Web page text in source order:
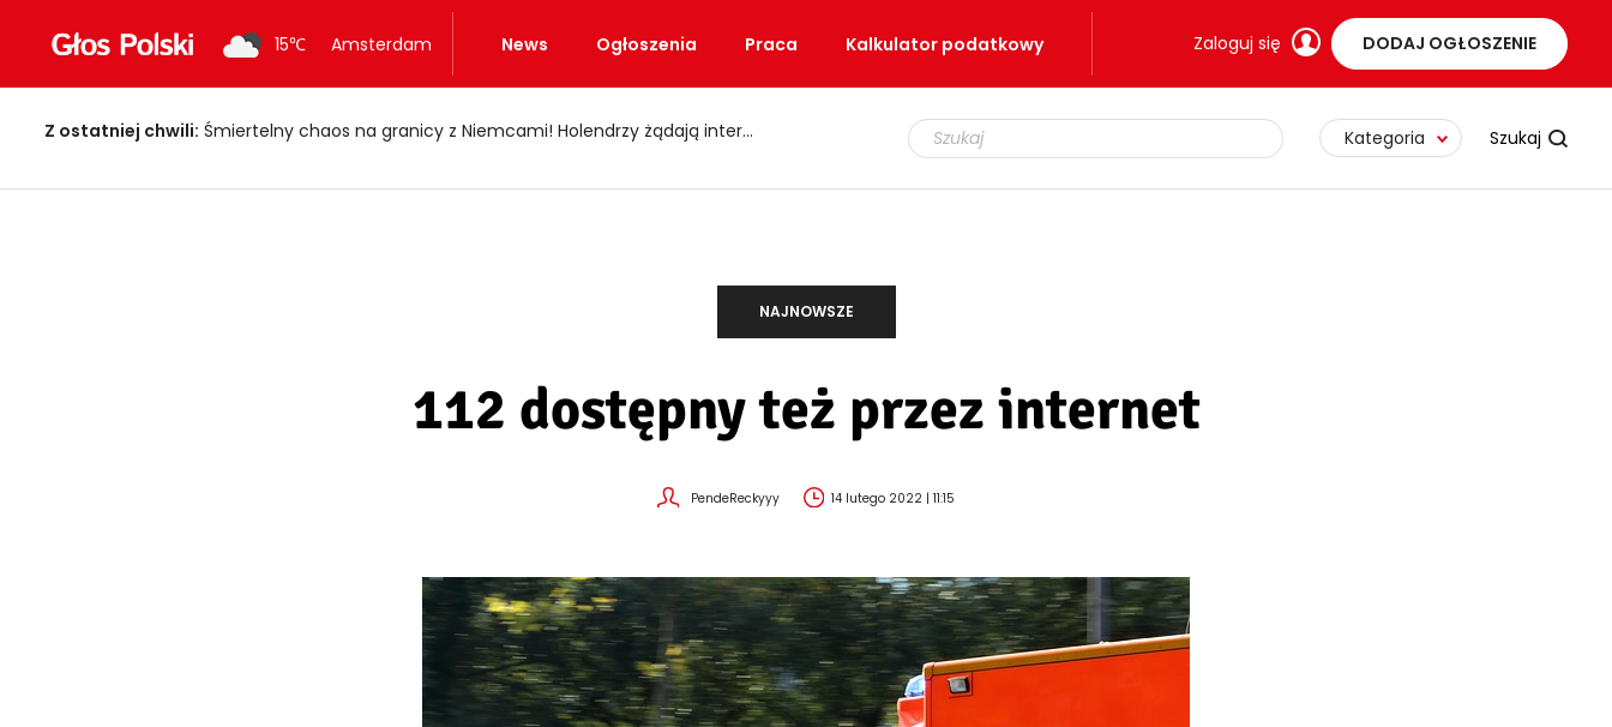
15℃ Amsterdam News Ogłoszenia Praca Kalkulator podatkowy Zaloguj się DODAJ OGŁOSZENIE
Z ostatniej chwili: Upał może być zdrowy?! Eksperci zdradzają, jak „wytrenować” organizm Kategoria
NAJNOWSZE
112 dostępny też przez internet
PendeReckyyy 14 lutego 2022 | 11:15